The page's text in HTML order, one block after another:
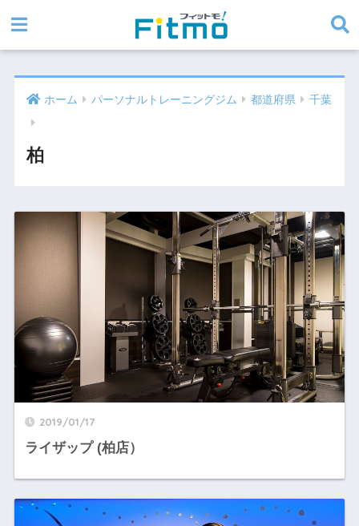
ホーム パーソナルトレーニングジム 都道府県 千葉
柏
2019/01/17
ライザップ (柏店）